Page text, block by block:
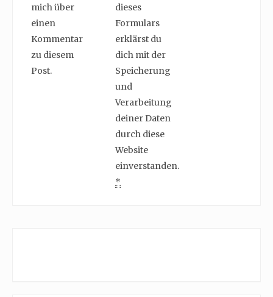
mich über
einen
Kommentar
zu diesem
Post.
dieses
Formulars
erklärst du
dich mit der
Speicherung
und
Verarbeitung
deiner Daten
durch diese
Website
einverstanden.
*